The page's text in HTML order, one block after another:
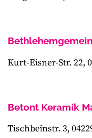
Kurt-Eisner-Str. 22,
Betont Keramik
Tischbeinstr. 3,